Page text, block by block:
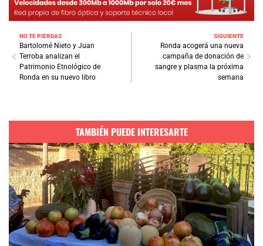
NO TE PIERDAS
Bartolomé Nieto y Juan
Terroba analizan el
Patrimonio Etnológico de
Ronda en su nuevo libro
SIGUIENTE
Ronda acogerá una nueva
campaña de donación de
sangre y plasma la próxima
semana
TAMBIÉN PUEDE INTERESARTE